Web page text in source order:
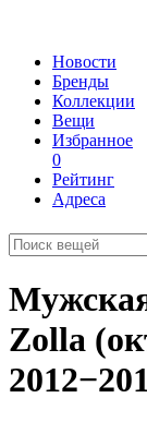
Новости
Бренды
Коллекции
Вещи
Избранное
0
Рейтинг
Адреса
Zolla